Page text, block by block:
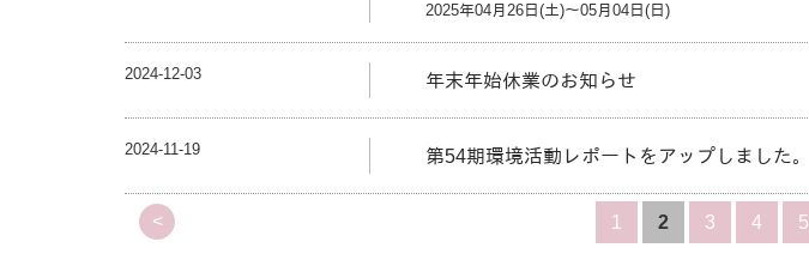
2025年04月26日(土)～05月04日(日)
2024-12-03 年末年始休業のお知らせ
2024-11-19 第54期環境活動レポートをアップしました。
< 1 2 3 4 5